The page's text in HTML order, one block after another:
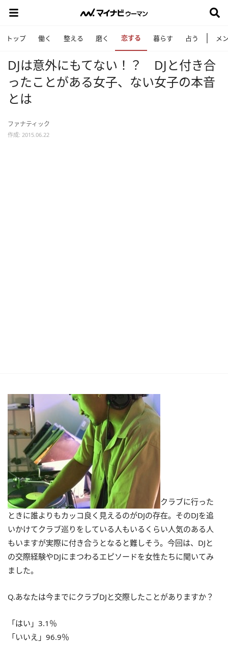
トップ 働く 整える 磨く 恋する 暮らす 占う メ
DJは意外にもてない！？ DJと付き合
ったことがある女子、ない女子の本音
とは
ファナティック
作成: 2015.06.22
クラブに行った
ときに誰よりもカッコ良く見えるのがDJの存在。そのDJを追
いかけてクラブ巡りをしている人もいるくらい人気のある人
もいますが実際に付き合うとなると難しそう。今回は、DJと
の交際経験やDJにまつわるエピソードを女性たちに聞いてみ
ました。
Q.あなたは今までにクラブDJと交際したことがありますか？
「はい」3.1％
「いいえ」96.9％